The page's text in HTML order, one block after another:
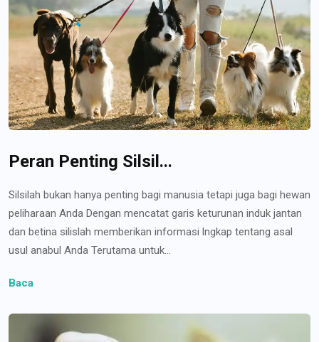
Peran Penting Silsil...
Silsilah bukan hanya penting bagi manusia tetapi juga bagi hewan
peliharaan Anda Dengan mencatat garis keturunan induk jantan
dan betina silislah memberikan informasi lngkap tentang asal
usul anabul Anda Terutama untuk...
Baca